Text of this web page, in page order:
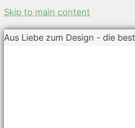
Skip to main content
Aus Liebe zum Design - die